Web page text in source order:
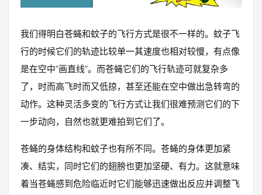
我们得明白苍蝇和蚊子的飞行方式是很不一样的。蚊子飞
行的时候它们的轨迹比较单一其速度也相对较慢，有点像
是在空中“画直线”。而苍蝇它们的飞行轨迹可就复杂多
了，时而高飞时而又低掠，甚至还能在空中做出急转弯的
动作。这种灵活多变的飞行方式让我们很难预测它们的下
一步动向，自然也就更难拍到它们了。
苍蝇的身体结构和蚊子也有所不同。苍蝇的身体更加紧
凑、结实，同时它们的翅膀也更加坚硬、有力。这就意味
着当苍蝇感到危险临近时它们能够迅速做出反应并调整飞